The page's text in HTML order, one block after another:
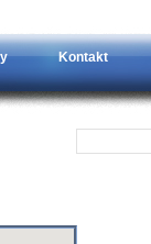
Kontakt